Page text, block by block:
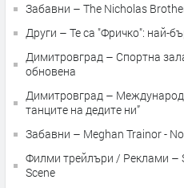
Забавни – The Nicholas
Други – Те са "Фричко": най-
Димитровград – Спортна
обновена
Димитровград –
танците на дедите ни”
Забавни – Meghan Trainor -
Филми трейлъри / Реклами –
Scene